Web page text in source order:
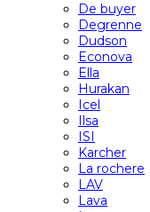
De buyer
Degrenne
Dudson
Econova
Ella
Hurakan
Icel
Ilsa
ISI
Karcher
La rochere
LAV
Lava